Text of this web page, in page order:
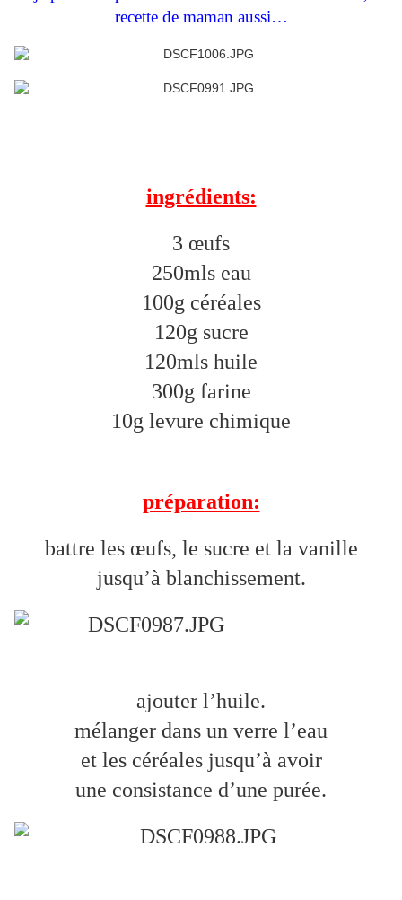
recette de maman aussi…
ingrédients:
3 œufs
250mls eau
100g céréales
120g sucre
120mls huile
300g farine
10g levure chimique
préparation:
battre les œufs, le sucre et la vanille
jusqu’à blanchissement.
ajouter l’huile.
mélanger dans un verre l’eau
et les céréales jusqu’à avoir
une consistance d’une purée.